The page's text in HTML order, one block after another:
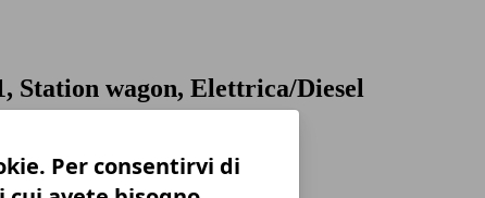
Station wagon, Elettrica/Diesel
Per consentirvi di